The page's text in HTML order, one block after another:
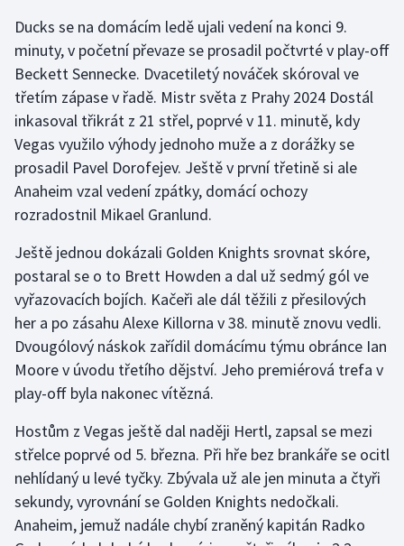
Rychlostní kanoistika
Short track
Sportovní střelba
Stolní tenis
Triatlon
Veslování
Vodní slalom
Volejbal
Ostatní
Ducks se na domácím ledě ujali vedení na konci 9.
minuty, v početní převaze se prosadil počtvrté v play-off
Beckett Sennecke. Dvacetiletý nováček skóroval ve
třetím zápase v řadě. Mistr světa z Prahy 2024 Dostál
inkasoval třikrát z 21 střel, poprvé v 11. minutě, kdy
Vegas využilo výhody jednoho muže a z dorážky se
prosadil Pavel Dorofejev. Ještě v první třetině si ale
Anaheim vzal vedení zpátky, domácí ochozy
rozradostnil Mikael Granlund.
Ještě jednou dokázali Golden Knights srovnat skóre,
postaral se o to Brett Howden a dal už sedmý gól ve
vyřazovacích bojích. Kačeři ale dál těžili z přesilových
her a po zásahu Alexe Killorna v 38. minutě znovu vedli.
Dvougólový náskok zařídil domácímu týmu obránce Ian
Moore v úvodu třetího dějství. Jeho premiérová trefa v
play-off byla nakonec vítězná.
Hostům z Vegas ještě dal naději Hertl, zapsal se mezi
střelce poprvé od 5. března. Při hře bez brankáře se ocitl
nehlídaný u levé tyčky. Zbývala už ale jen minuta a čtyři
sekundy, vyrovnání se Golden Knights nedočkali.
Anaheim, jemuž nadále chybí zraněný kapitán Radko